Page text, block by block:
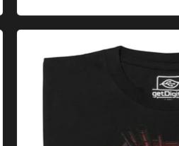
A Wild Xenomorph Appeared!